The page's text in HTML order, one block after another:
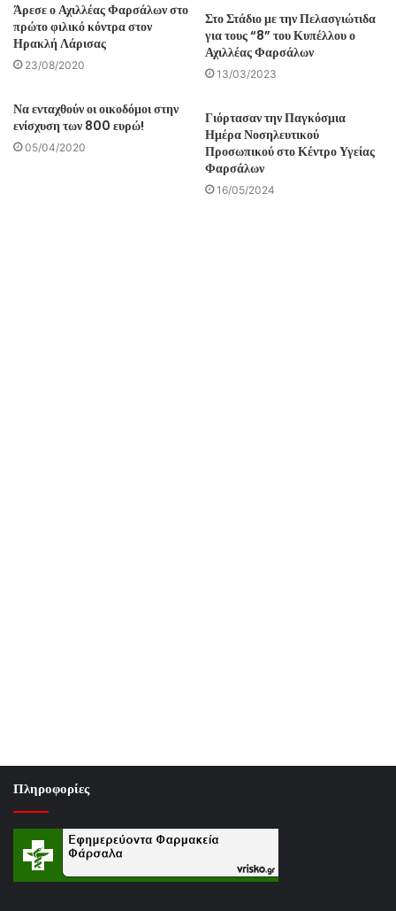
Άρεσε ο Αχιλλέας Φαρσάλων στο
πρώτο φιλικό κόντρα στον
Ηρακλή Λάρισας
23/08/2020
Στο Στάδιο με την Πελασγιώτιδα
για τους “8” του Κυπέλλου ο
Αχιλλέας Φαρσάλων
13/03/2023
Να ενταχθούν οι οικοδόμοι στην
ενίσχυση των 800 ευρώ!
05/04/2020
Γιόρτασαν την Παγκόσμια
Ημέρα Νοσηλευτικού
Προσωπικού στο Κέντρο Υγείας
Φαρσάλων
16/05/2024
Πληροφορίες